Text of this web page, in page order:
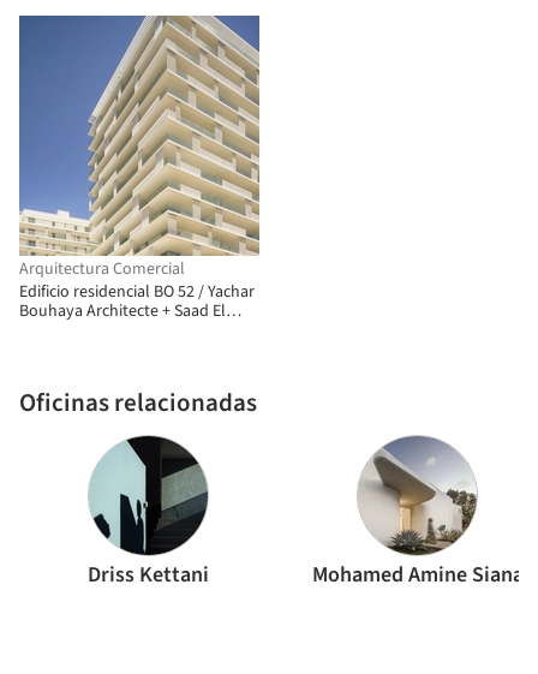
Arquitectura Comercial
Edificio residencial BO 52 / Yachar
Bouhaya Architecte + Saad El
Oficinas relacionadas
Driss Kettani Mohamed Amine Siana